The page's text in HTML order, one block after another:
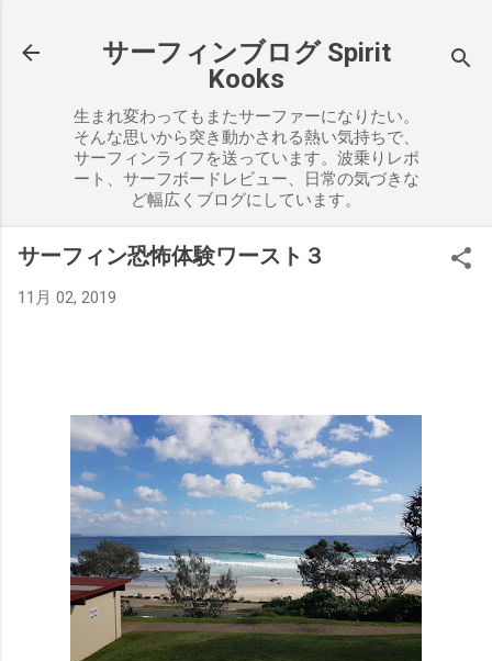
サーフィンブログ Spirit
Kooks
生まれ変わってもまたサーファーになりたい。
そんな思いから突き動かされる熱い気持ちで、
サーフィンライフを送っています。波乗りレポ
ート、サーフボードレビュー、日常の気づきな
ど幅広くブログにしています。
サーフィン恐怖体験ワースト３
11月 02, 2019